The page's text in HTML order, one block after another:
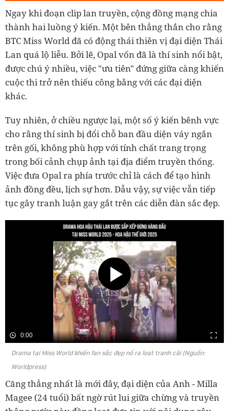
Ngay khi đoạn clip lan truyền, cộng đồng mạng chia
thành hai luồng ý kiến. Một bên thẳng thắn cho rằng
BTC Miss World đã có động thái thiên vị đại diện Thái
Lan quá lộ liễu. Bởi lẽ, Opal vốn đã là thí sinh nổi bật,
được chú ý nhiều, việc "ưu tiên" đứng giữa càng khiến
cuộc thi trở nên thiếu công bằng với các đại diện
khác.
Tuy nhiên, ở chiều ngược lại, một số ý kiến bênh vực
cho rằng thí sinh bị đổi chỗ ban đầu diện váy ngắn
trên gối, không phù hợp với tính chất trang trọng
trong bối cảnh chụp ảnh tại địa điểm truyền thống.
Việc đưa Opal ra phía trước chỉ là cách để tạo hình
ảnh đồng đều, lịch sự hơn. Dẫu vậy, sự việc vẫn tiếp
tục gây tranh luận gay gắt trên các diễn đàn sắc đẹp.
0:00
Drama tại Miss World khiến fan sắc đẹp nổ ra loạt tranh cãi (Nguồn:
Worldpress)
Căng thẳng nhất là mới đây, đại diện của Anh - Milla
Magee (24 tuổi) bất ngờ rút lui giữa chừng và truyền